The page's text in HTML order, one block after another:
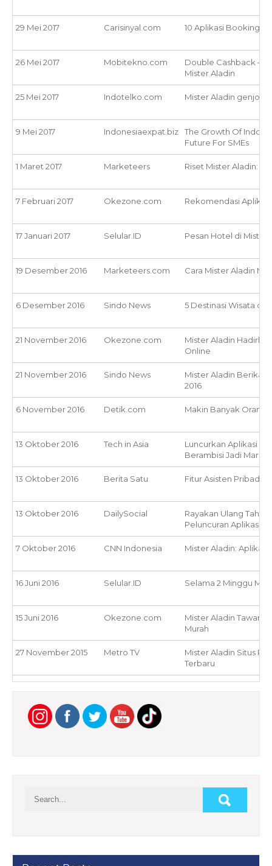
29 Mei 2017 Carisinyal.com 10 Aplikasi Booking
26 Mei 2017 Mobitekno.com
Double Cashback –
Mister Aladin
25 Mei 2017 Indotelko.com Mister Aladin genjot
9 Mei 2017 Indonesiaexpat.biz
The Growth Of
Future For SMEs
1 Maret 2017 Marketeers Riset Mister Aladin:
7 Februari 2017 Okezone.com Rekomendasi
17 Januari 2017 Selular.ID Pesan Hotel di Mister
19 Desember 2016 Marketeers.com Cara Mister Aladin
6 Desember 2016 Sindo News 5 Destinasi Wisata di
21 November 2016 Okezone.com
Mister Aladin
Online
21 November 2016 Sindo News
Mister Aladin Berikan
2016
6 November 2016 Detik.com Makin Banyak Orang
13 Oktober 2016 Tech in Asia
Luncurkan Aplikasi
Berambisi Jadi
13 Oktober 2016 Berita Satu Fitur Asisten Pribadi
13 Oktober 2016 DailySocial
Rayakan Ulang
Peluncuran Aplikasi
7 Oktober 2016 CNN Indonesia Mister Aladin: Aplikasi
16 Juni 2016 Selular.ID Selama 2 Minggu
15 Juni 2016 Okezone.com
Mister Aladin
Murah
27 November 2015 Metro TV
Mister Aladin Situs
Terbaru